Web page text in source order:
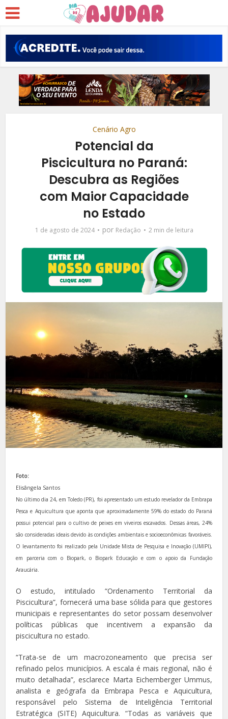
Cenário Agro
Potencial da
Piscicultura no Paraná:
Descubra as Regiões
com Maior Capacidade
no Estado
1 de agosto de 2024 por Redação 2 min de leitura
Foto:
Elisângela Santos
No último dia 24, em Toledo (PR), foi apresentado um estudo revelador da Embrapa
Pesca e Aquicultura que aponta que aproximadamente 59% do estado do Paraná
possui potencial para o cultivo de peixes em viveiros escavados. Dessas áreas, 24%
são consideradas ideais devido às condições ambientais e socioeconômicas favoráveis.
O levantamento foi realizado pela Unidade Mista de Pesquisa e Inovação (UMIPI),
em parceria com o Biopark, o Biopark Educação e com o apoio da Fundação
Araucária.
O estudo, intitulado “Ordenamento Territorial da
Piscicultura”, fornecerá uma base sólida para que gestores
municipais e representantes do setor possam desenvolver
políticas públicas que incentivem a expansão da
piscicultura no estado.
“Trata-se de um macrozoneamento que precisa ser
refinado pelos municípios. A escala é mais regional, não é
muito detalhada”, esclarece Marta Eichemberger Ummus,
analista e geógrafa da Embrapa Pesca e Aquicultura,
responsável pelo Sistema de Inteligência Territorial
Estratégica (SITE) Aquicultura. “Todas as variáveis que